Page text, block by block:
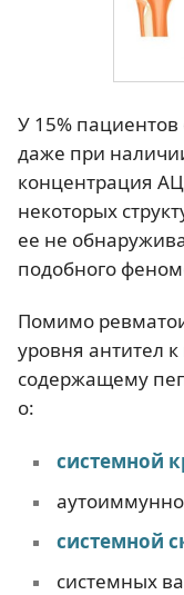
У 15%
даже при
концентрация
некоторых
ее не
подобного
Помимо
уровня антител
содержащему
о:
системной
системной
системных